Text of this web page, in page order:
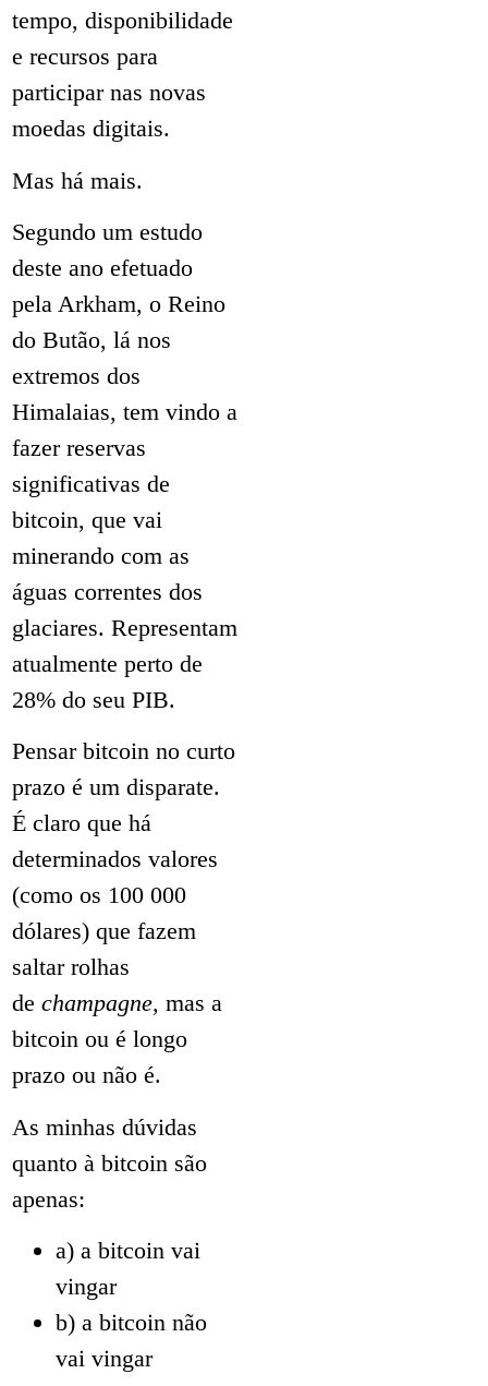
tempo, disponibilidade
e recursos para
participar nas novas
moedas digitais.
Mas há mais.
Segundo um estudo
deste ano efetuado
pela Arkham, o Reino
do Butão, lá nos
extremos dos
Himalaias, tem vindo a
fazer reservas
significativas de
bitcoin, que vai
minerando com as
águas correntes dos
glaciares. Representam
atualmente perto de
28% do seu PIB.
Pensar bitcoin no curto
prazo é um disparate.
É claro que há
determinados valores
(como os 100 000
dólares) que fazem
saltar rolhas
de champagne, mas a
bitcoin ou é longo
prazo ou não é.
As minhas dúvidas
quanto à bitcoin são
apenas:
a) a bitcoin vai
vingar
b) a bitcoin não
vai vingar